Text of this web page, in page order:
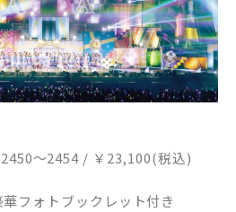
～2454 / ￥23,100(税込)
フォトブックレット付き